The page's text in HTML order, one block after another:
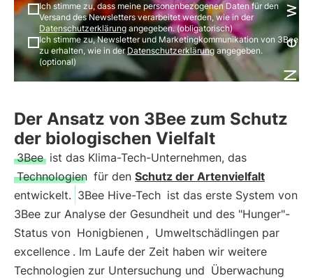
Ich stimme zu, dass meine personenbezogenen Daten für den
Versand des Newsletters verarbeitet werden, wie in der
Datenschutzerklärung angegeben. (obligatorisch)
Ich stimme zu, Newsletter und Marketingkommunikation von 3Bee
zu erhalten, wie in derDatenschutzerklärungangegeben.
(optional)
Der Ansatz von 3Bee zum Schutz
der biologischen Vielfalt
3Bee ist das Klima-Tech-Unternehmen, das
Technologien für den Schutz der Artenvielfalt
entwickelt. 3Bee Hive-Tech ist das erste System von
3Bee zur Analyse der Gesundheit und des "Hunger"-
Status von Honigbienen , Umweltschädlingen par
excellence . Im Laufe der Zeit haben wir weitere
Technologien zur Untersuchung und Überwachung